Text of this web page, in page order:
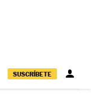
SUSCRÍBETE